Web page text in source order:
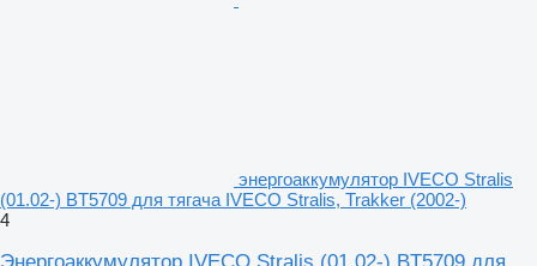
энергоаккумулятор IVECO Stralis
(01.02-) BT5709 для тягача IVECO Stralis, Trakker (2002-)
4